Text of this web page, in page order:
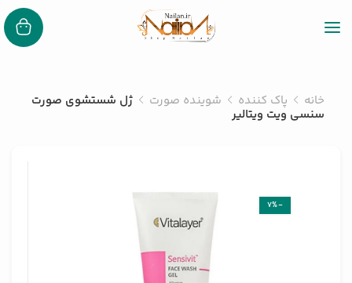
خانه پاک کننده شوینده صورت ژل شستشوی صورت
سنسی ویت ویتالیر
-7%